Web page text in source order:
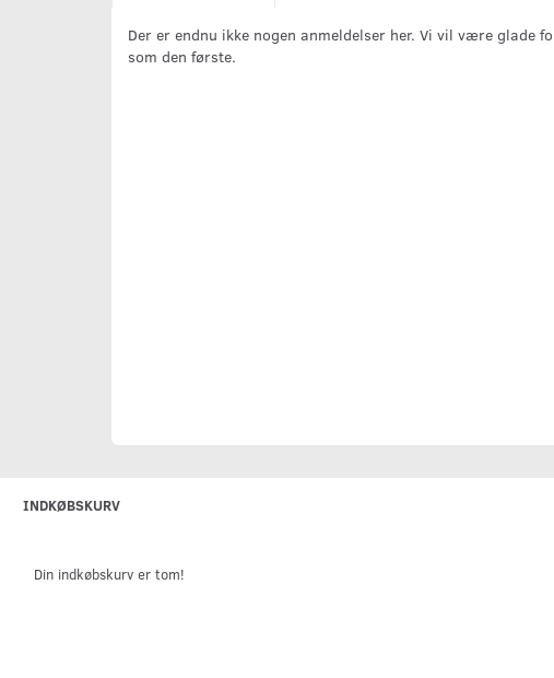
Der er endnu ikke nogen anmeldelser her. Vi vil være glade
som den første.
INDKØBSKURV
Din indkøbskurv er tom!